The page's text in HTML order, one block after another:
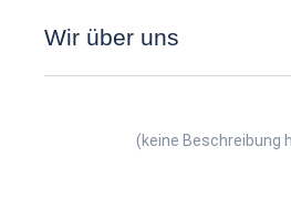
Wir über uns
(keine Beschreibung